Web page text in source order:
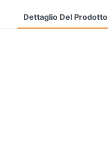
Dettaglio Del Prodotto